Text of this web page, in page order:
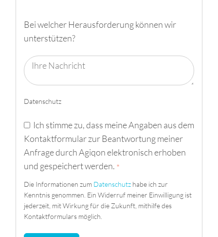
Bei welcher Herausforderung können wir
unterstützen?
Datenschutz
Ich stimme zu, dass meine Angaben aus dem
Kontaktformular zur Beantwortung meiner
Anfrage durch Agiqon elektronisch erhoben
und gespeichert werden. *
Die Informationen zum Datenschutz habe ich zur
Kenntnis genommen. Ein Widerruf meiner Einwilligung ist
jederzeit, mit Wirkung für die Zukunft, mithilfe des
Kontaktformulars möglich.